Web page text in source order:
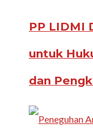
PP LIDMI
untuk
dan